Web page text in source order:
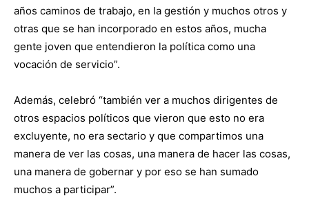
años caminos de trabajo, en la gestión y muchos otros y
otras que se han incorporado en estos años, mucha
gente joven que entendieron la política como una
vocación de servicio”.
Además, celebró “también ver a muchos dirigentes de
otros espacios políticos que vieron que esto no era
excluyente, no era sectario y que compartimos una
manera de ver las cosas, una manera de hacer las cosas,
una manera de gobernar y por eso se han sumado
muchos a participar”.